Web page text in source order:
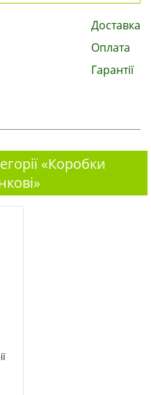
Доставка
Оплата
Гарантії
«Коробки